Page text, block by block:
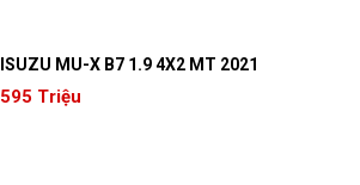
ISUZU MU-X B7 1.9 4X2 MT 2021
595 Triệu